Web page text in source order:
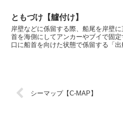
ともづけ【艫付け】
岸壁などに係留する際、船尾を岸壁
首を海側にしてアンカーやブイで固
口に船首を向けた状態で係留する「
シーマップ【C-MAP】